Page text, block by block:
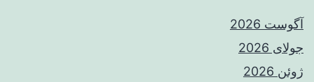
آگوست 2026
جولای 2026
ژوئن 2026